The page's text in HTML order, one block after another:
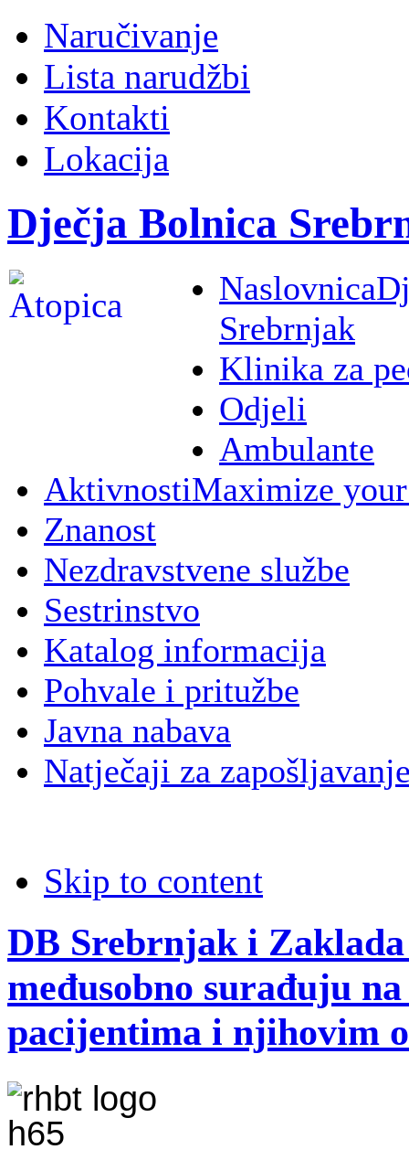
Naručivanje
Lista narudžbi
Kontakti
Lokacija
Dječja Bolnica
Naslovnica
Srebrnjak
Klinika za
Odjeli
Ambulante
AktivnostiMaximize
Znanost
Nezdravstvene službe
Sestrinstvo
Katalog informacija
Pohvale i pritužbe
Javna nabava
Natječaji za
Skip to content
DB Srebrnjak i
međusobno surađuju
pacijentima i njihovim